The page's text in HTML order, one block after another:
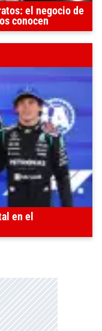
el negocio de
conocen
en el